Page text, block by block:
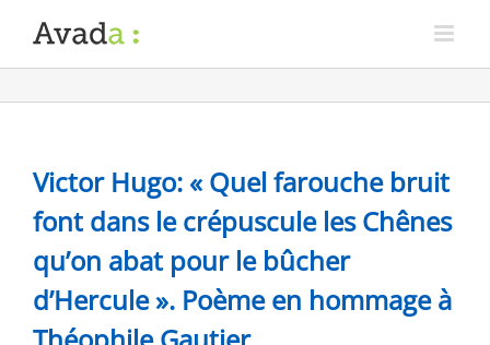
Victor Hugo: « Quel farouche bruit
font dans le crépuscule les Chênes
qu’on abat pour le bûcher
d’Hercule ». Poème en hommage à